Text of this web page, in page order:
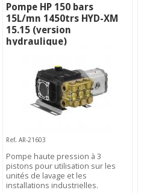
Pompe HP 150 bars
15L/mn 1450trs HYD-XM
15.15 (version
hydraulique)
Ref. AR-21603
Pompe haute pression à 3
pistons pour utilisation sur les
unités de lavage et les
installations industrielles.